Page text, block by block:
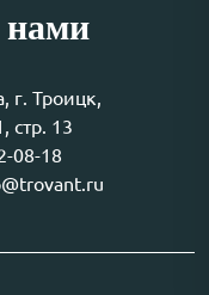
нами
г. Троицк,
стр. 13
08-18